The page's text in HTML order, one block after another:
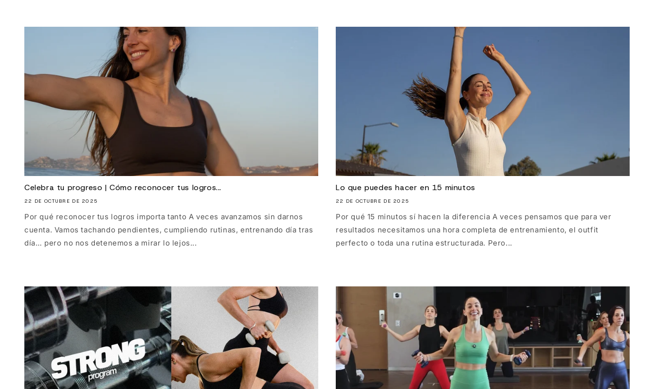
Celebra tu progreso | Cómo reconocer tus logros...
22 DE OCTUBRE DE 2025
Por qué reconocer tus logros importa tanto A veces avanzamos sin darnos
cuenta. Vamos tachando pendientes, cumpliendo rutinas, entrenando día tras
día… pero no nos detenemos a mirar lo lejos...
Lo que puedes hacer en 15 minutos
22 DE OCTUBRE DE 2025
Por qué 15 minutos sí hacen la diferencia A veces pensamos que para ver
resultados necesitamos una hora completa de entrenamiento, el outfit
perfecto o toda una rutina estructurada. Pero...